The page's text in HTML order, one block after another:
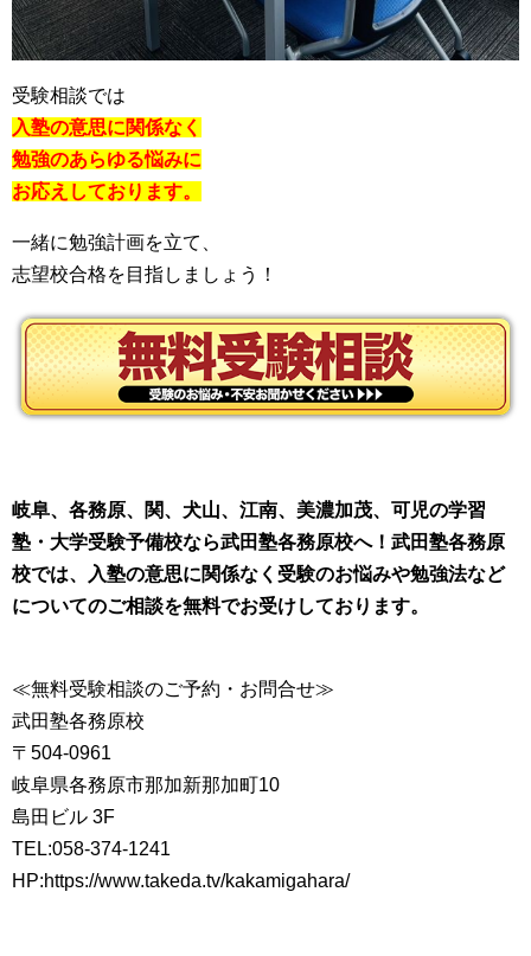
受験相談では
入塾の意思に関係なく
勉強のあらゆる悩みに
お応えしております。
一緒に勉強計画を立て、
志望校合格を目指しましょう！
岐阜、各務原、関、犬山、江南、美濃加茂、可児の学習
塾・大学受験予備校なら武田塾各務原校へ！ 武田塾各務原
校では、入塾の意思に関係なく 受験のお悩みや勉強法など
についてのご相談を無料でお受けしております。
≪無料受験相談のご予約・お問合せ≫
武田塾各務原校
〒504-0961
岐阜県各務原市那加新那加町10
島田ビル 3F
TEL:058-374-1241
HP:https://www.takeda.tv/kakamigahara/